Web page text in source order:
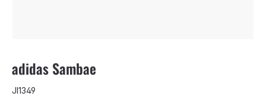
adidas Sambae
JI1349